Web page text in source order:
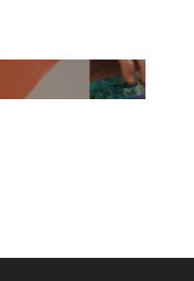
TAILOR